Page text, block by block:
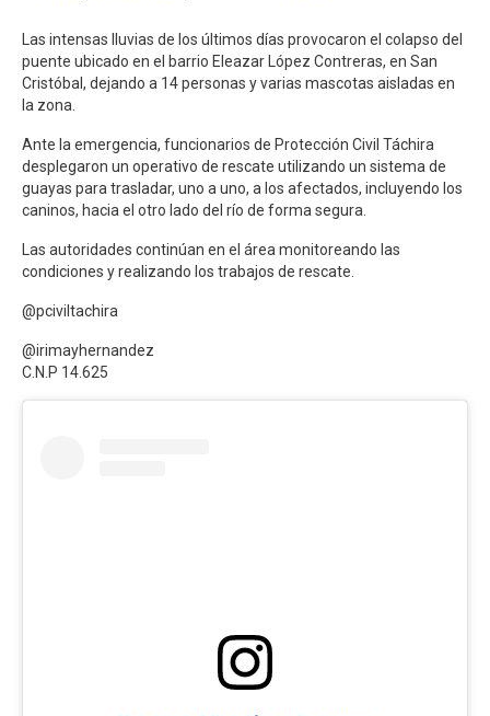
Las intensas lluvias de los últimos días provocaron el colapso del
puente ubicado en el barrio Eleazar López Contreras, en San
Cristóbal, dejando a 14 personas y varias mascotas aisladas en
la zona.
Ante la emergencia, funcionarios de Protección Civil Táchira
desplegaron un operativo de rescate utilizando un sistema de
guayas para trasladar, uno a uno, a los afectados, incluyendo los
caninos, hacia el otro lado del río de forma segura.
Las autoridades continúan en el área monitoreando las
condiciones y realizando los trabajos de rescate.
@pciviltachira
@irimayhernandez
C.N.P 14.625